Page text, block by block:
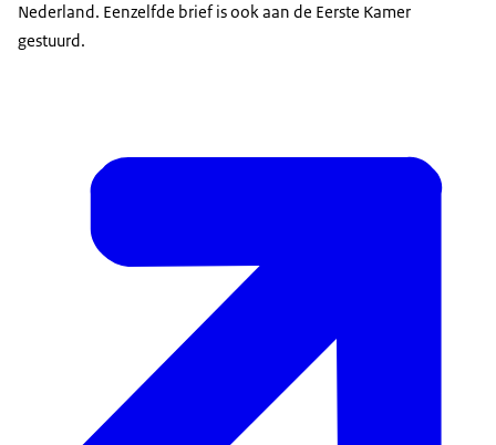
Nederland. Eenzelfde brief is ook aan de Eerste Kamer
gestuurd.